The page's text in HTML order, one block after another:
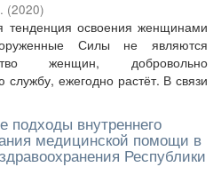
(2020)
тенденция освоения женщинами
Силы не являются
женщин, добровольно
ежегодно растёт. В связи
подходы внутреннего
медицинской помощи в
Республики